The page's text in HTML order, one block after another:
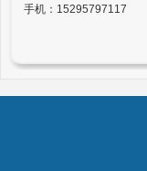
手机：15295797117